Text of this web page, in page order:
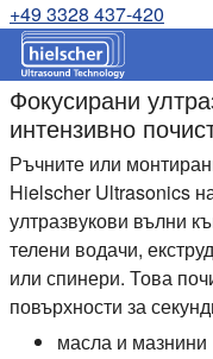
+49 3328 437-420
Фокусирани
интензивно
Ръчните или
Hielscher Ultrasonics
ултразвукови вълни
телени водачи,
или спинери. Това
повърхности за
масла и мазнини